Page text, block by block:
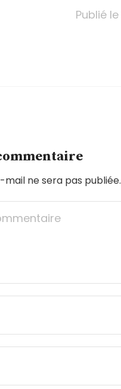
Publié le
ne sera pas publiée.